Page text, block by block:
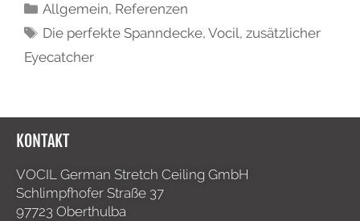
Allgemein, Referenzen
Die perfekte Spanndecke,Vocil,zusätzlicher
Eyecatcher
KONTAKT
VOCIL German Stretch Ceiling GmbH
Schlimpfhofer Straße 37
97723 Oberthulba